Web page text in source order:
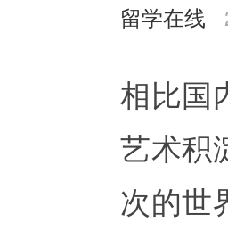
留学在线
相比国
艺术积
次的世